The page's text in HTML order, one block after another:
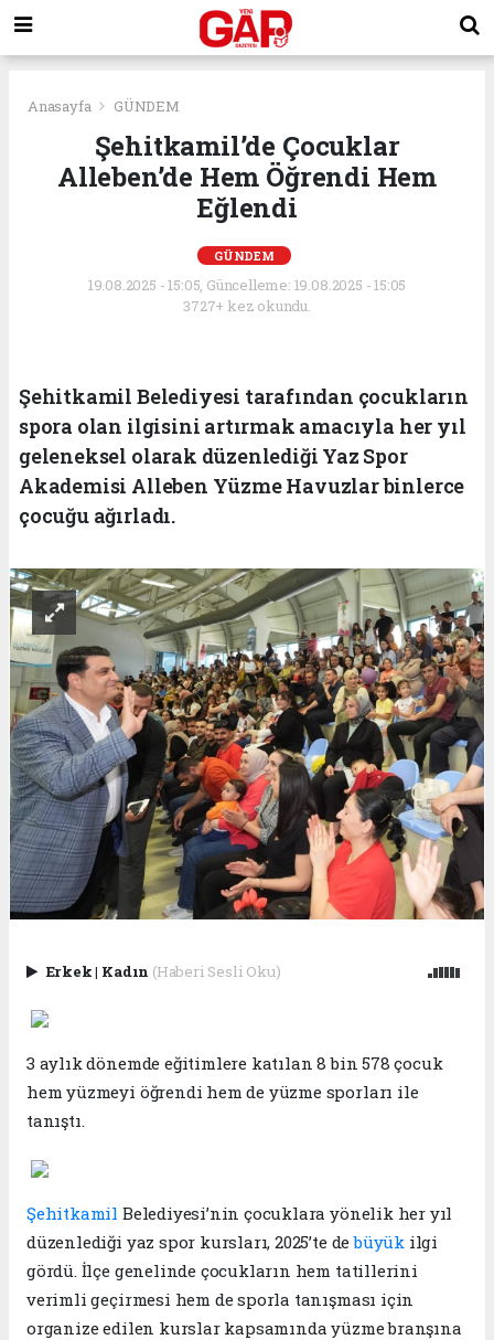
Anasayfa GÜNDEM
Şehitkamil’de Çocuklar
Alleben’de Hem Öğrendi Hem
Eğlendi
GÜNDEM
19.08.2025 - 15:05, Güncelleme: 19.08.2025 - 15:05
3727+ kez okundu.
Şehitkamil Belediyesi tarafından çocukların
spora olan ilgisini artırmak amacıyla her yıl
geleneksel olarak düzenlediği Yaz Spor
Akademisi Alleben Yüzme Havuzlar binlerce
çocuğu ağırladı.
Erkek| Kadın (Haberi Sesli Oku)
3 aylık dönemde eğitimlere katılan 8 bin 578 çocuk
hem yüzmeyi öğrendi hem de yüzme sporları ile
tanıştı.
Şehitkamil Belediyesi’nin çocuklara yönelik her yıl
düzenlediği yaz spor kursları, 2025’te debüyük ilgi
gördü. İlçe genelinde çocukların hem tatillerini
verimli geçirmesi hem de sporla tanışması için
organize edilen kurslar kapsamında yüzme branşına